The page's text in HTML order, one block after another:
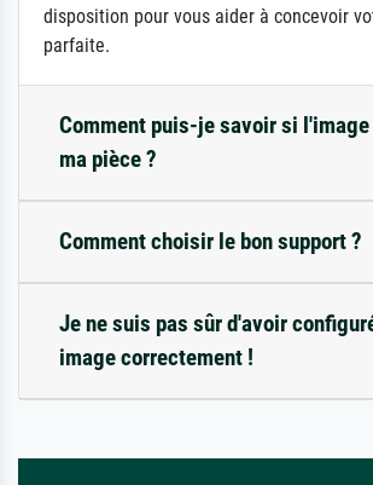
disposition pour vous aider à concevoir
parfaite.
Comment puis-je savoir si
ma pièce ?
Comment choisir le bon support ?
Je ne suis pas sûr d'avoir
image correctement !